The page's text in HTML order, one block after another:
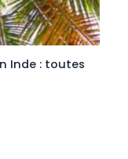
Inde : toutes